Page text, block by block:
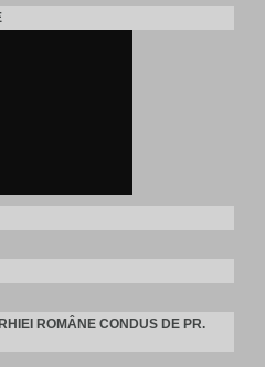
ROMÂNE CONDUS DE PR.